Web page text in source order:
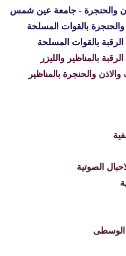
والحنجرة - جامعة عين شمس
بالقوات المسلحة
بالقوات المسلحة
بالمناظير والليزر
والحنجرة بالمناظير
الصوتية
الوسطى